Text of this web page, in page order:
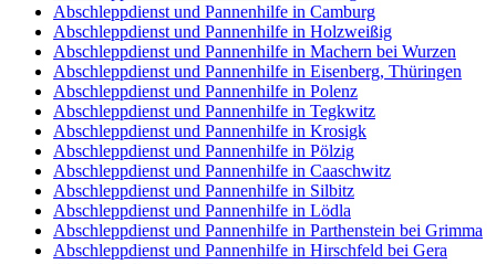
Abschleppdienst und Pannenhilfe in Camburg
Abschleppdienst und Pannenhilfe in Holzweißig
Abschleppdienst und Pannenhilfe in Machern bei Wurzen
Abschleppdienst und Pannenhilfe in Eisenberg, Thüringen
Abschleppdienst und Pannenhilfe in Polenz
Abschleppdienst und Pannenhilfe in Tegkwitz
Abschleppdienst und Pannenhilfe in Krosigk
Abschleppdienst und Pannenhilfe in Pölzig
Abschleppdienst und Pannenhilfe in Caaschwitz
Abschleppdienst und Pannenhilfe in Silbitz
Abschleppdienst und Pannenhilfe in Lödla
Abschleppdienst und Pannenhilfe in Parthenstein bei Grimma
Abschleppdienst und Pannenhilfe in Hirschfeld bei Gera